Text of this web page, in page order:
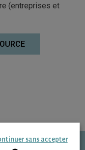
(entreprises et
sans accepter